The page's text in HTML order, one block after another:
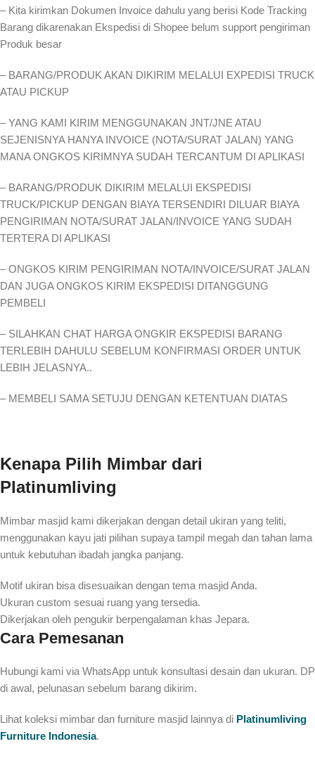
– Kita kirimkan Dokumen Invoice dahulu yang berisi Kode Tracking
Barang dikarenakan Ekspedisi di Shopee belum support pengiriman
Produk besar
– BARANG/PRODUK AKAN DIKIRIM MELALUI EXPEDISI TRUCK
ATAU PICKUP
– YANG KAMI KIRIM MENGGUNAKAN JNT/JNE ATAU
SEJENISNYA HANYA INVOICE (NOTA/SURAT JALAN) YANG
MANA ONGKOS KIRIMNYA SUDAH TERCANTUM DI APLIKASI
– BARANG/PRODUK DIKIRIM MELALUI EKSPEDISI
TRUCK/PICKUP DENGAN BIAYA TERSENDIRI DILUAR BIAYA
PENGIRIMAN NOTA/SURAT JALAN/INVOICE YANG SUDAH
TERTERA DI APLIKASI
– ONGKOS KIRIM PENGIRIMAN NOTA/INVOICE/SURAT JALAN
DAN JUGA ONGKOS KIRIM EKSPEDISI DITANGGUNG
PEMBELI
– SILAHKAN CHAT HARGA ONGKIR EKSPEDISI BARANG
TERLEBIH DAHULU SEBELUM KONFIRMASI ORDER UNTUK
LEBIH JELASNYA..
– MEMBELI SAMA SETUJU DENGAN KETENTUAN DIATAS
Kenapa Pilih Mimbar dari
Platinumliving
Mimbar masjid kami dikerjakan dengan detail ukiran yang teliti,
menggunakan kayu jati pilihan supaya tampil megah dan tahan lama
untuk kebutuhan ibadah jangka panjang.
Motif ukiran bisa disesuaikan dengan tema masjid Anda.
Ukuran custom sesuai ruang yang tersedia.
Dikerjakan oleh pengukir berpengalaman khas Jepara.
Cara Pemesanan
Hubungi kami via WhatsApp untuk konsultasi desain dan ukuran. DP
di awal, pelunasan sebelum barang dikirim.
Lihat koleksi mimbar dan furniture masjid lainnya di Platinumliving
Furniture Indonesia.